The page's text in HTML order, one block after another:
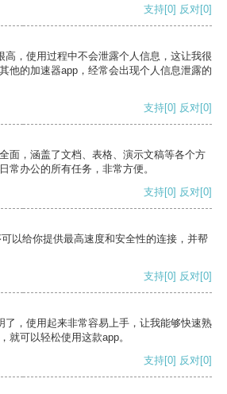
支持[0] 反对[0]
高，使用过程中不会泄露个人信息，这让我很
他的加速器app，经常会出现个人信息泄露的
支持[0] 反对[0]
面，涵盖了文档、表格、演示文稿等各个方
常办公的所有任务，非常方便。
支持[0] 反对[0]
以给你提供最高速度和安全性的连接，并帮
支持[0] 反对[0]
了，使用起来非常容易上手，让我能够快速熟
就可以轻松使用这款app。
支持[0] 反对[0]